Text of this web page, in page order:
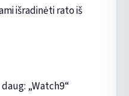
išradinėti rato iš
„Watch9“